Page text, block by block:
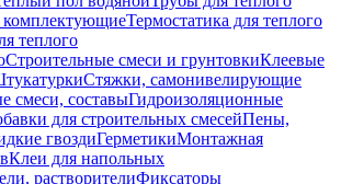
Термостатика для теплого
теплого
Строительные смеси и грунтовкиКлеевые
Стяжки, самонивелирующие
смеси, составыГидроизоляционные
для строительных смесейПены,
гвоздиГерметикиМонтажная
Клеи для напольных
растворителиФиксаторы